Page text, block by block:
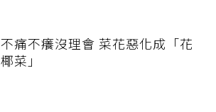
不痛不癢沒理會 菜花惡化成「花
椰菜」